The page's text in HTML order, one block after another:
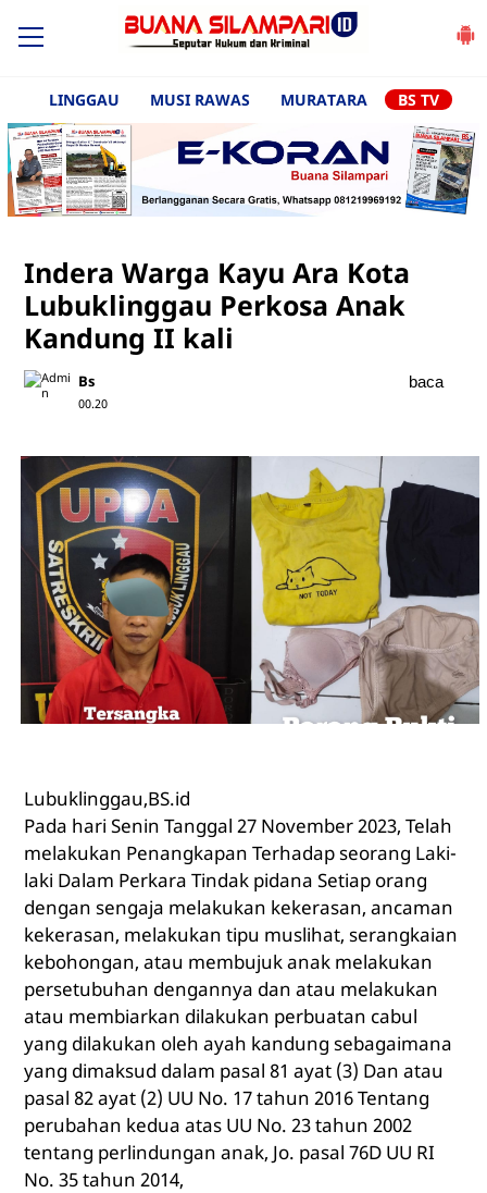
LINGGAU MUSI RAWAS MURATARA BS TV
Indera Warga Kayu Ara Kota
Lubuklinggau Perkosa Anak
Kandung II kali
Bs
00.20
baca
Lubuklinggau,BS.id
Pada hari Senin Tanggal 27 November 2023, Telah
melakukan Penangkapan Terhadap seorang Laki-
laki Dalam Perkara Tindak pidana Setiap orang
dengan sengaja melakukan kekerasan, ancaman
kekerasan, melakukan tipu muslihat, serangkaian
kebohongan, atau membujuk anak melakukan
persetubuhan dengannya dan atau melakukan
atau membiarkan dilakukan perbuatan cabul
yang dilakukan oleh ayah kandung sebagaimana
yang dimaksud dalam pasal 81 ayat (3) Dan atau
pasal 82 ayat (2) UU No. 17 tahun 2016 Tentang
perubahan kedua atas UU No. 23 tahun 2002
tentang perlindungan anak, Jo. pasal 76D UU RI
No. 35 tahun 2014,